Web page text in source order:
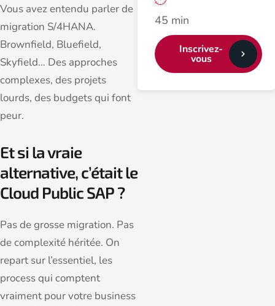
Vous avez entendu parler de
migration S/4HANA.
Brownfield, Bluefield,
Skyfield… Des approches
complexes, des projets
lourds, des budgets qui font
peur.
Et si la vraie
alternative, c’était le
Cloud Public SAP ?
Pas de grosse migration. Pas
de complexité héritée. On
repart sur l’essentiel, les
process qui comptent
vraiment pour votre business
45 min
Inscrivez-
vous